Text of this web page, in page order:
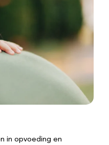
in opvoeding en